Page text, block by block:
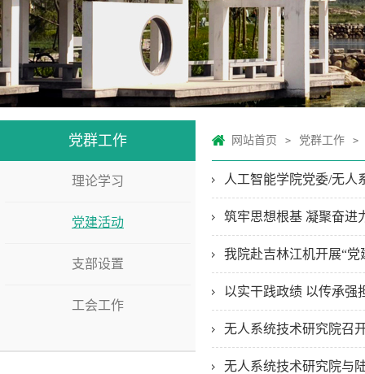
党群工作
理论学习
党建活动
支部设置
工会工作
网站首页 > 党群工作 >
人工智能学院党委/无人
筑牢思想根基 凝聚奋
我院赴吉林江机开展“
以实干践政绩 以传承
无人系统技术研究院召
无人系统技术研究院与